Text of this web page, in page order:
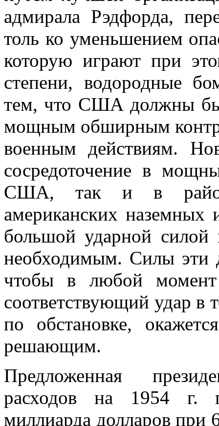
адмирала Рэдфорда,
толь ко уменьшением
которую играют при
степени, водородные
тем, что США должны
мощным обшир­ным
военным действиям.
сосредоточение в
США, так и в
американских
большой ударной
необходимым. Силы эти
чтобы в любой момент
соответствующий удар в
по обстановке,
решающим.
Предложенная
расходов на 1954 г.
миллиарда долларов при